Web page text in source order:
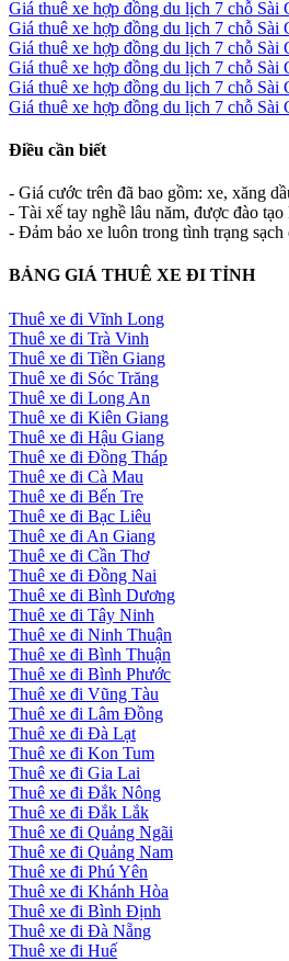
Giá thuê xe hợp đồng du lịch 7 chỗ
Giá thuê xe hợp đồng du lịch 7 chỗ
Giá thuê xe hợp đồng du lịch 7 chỗ Sài
Giá thuê xe hợp đồng du lịch 7 chỗ Sài
Giá thuê xe hợp đồng du lịch 7 chỗ Sài
Giá thuê xe hợp đồng du lịch 7 chỗ Sài
Điều cần biết
- Giá cước trên đã bao gồm: xe, xăng
- Tài xế tay nghề lâu năm, được đào
- Đảm bảo xe luôn trong tình trạng
BẢNG GIÁ THUÊ XE ĐI TỈNH
Thuê xe đi Vĩnh Long
Thuê xe đi Trà Vinh
Thuê xe đi Tiền Giang
Thuê xe đi Sóc Trăng
Thuê xe đi Long An
Thuê xe đi Kiên Giang
Thuê xe đi Hậu Giang
Thuê xe đi Đồng Tháp
Thuê xe đi Cà Mau
Thuê xe đi Bến Tre
Thuê xe đi Bạc Liêu
Thuê xe đi An Giang
Thuê xe đi Cần Thơ
Thuê xe đi Đồng Nai
Thuê xe đi Bình Dương
Thuê xe đi Tây Ninh
Thuê xe đi Ninh Thuận
Thuê xe đi Bình Thuận
Thuê xe đi Bình Phước
Thuê xe đi Vũng Tàu
Thuê xe đi Lâm Đồng
Thuê xe đi Đà Lạt
Thuê xe đi Kon Tum
Thuê xe đi Gia Lai
Thuê xe đi Đắk Nông
Thuê xe đi Đắk Lắk
Thuê xe đi Quảng Ngãi
Thuê xe đi Quảng Nam
Thuê xe đi Phú Yên
Thuê xe đi Khánh Hòa
Thuê xe đi Bình Định
Thuê xe đi Đà Nẵng
Thuê xe đi Huế